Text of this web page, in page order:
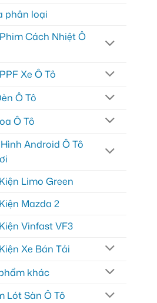
phân loại
Cách Nhiệt Ô
Xe Ô Tô
Ô Tô
Ô Tô
Android Ô Tô
Limo Green
Mazda 2
Vinfast VF3
Xe Bán Tải
khác
Lót Sàn Ô Tô